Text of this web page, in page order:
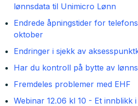
lønnsdata til Unimicro Lønn
Endrede åpningstider for
oktober
Endringer i sjekk av
Har du kontroll på bytte av
Fremdeles problemer med EHF
Webinar 12.06 kl 10 - Et innblikk